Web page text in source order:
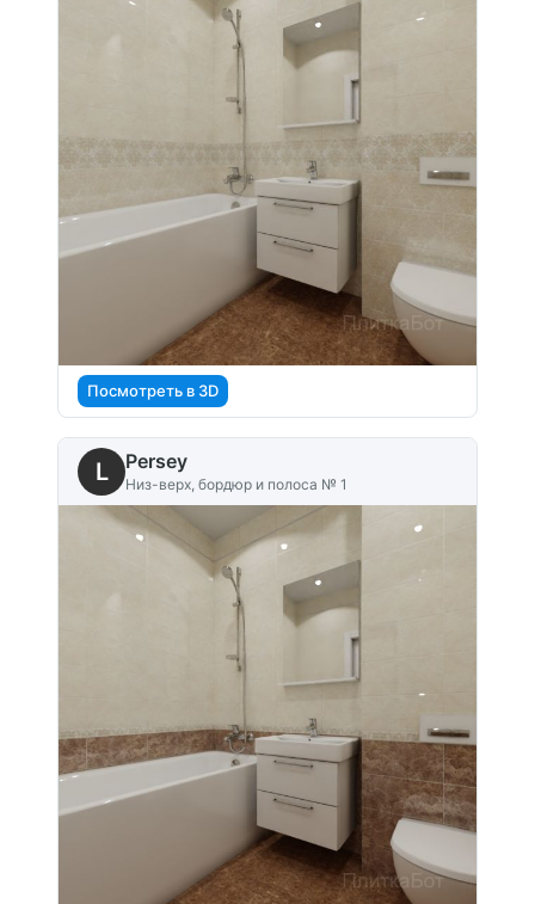
Посмотреть в 3D
L Persey
Низ-верх, бордюр и полоса № 1